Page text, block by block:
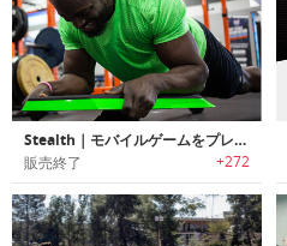
Stealth｜モバイルゲームをプレイ中に体幹トレーニング可能なコアトレーナー「ステルス」
販売終了 +272